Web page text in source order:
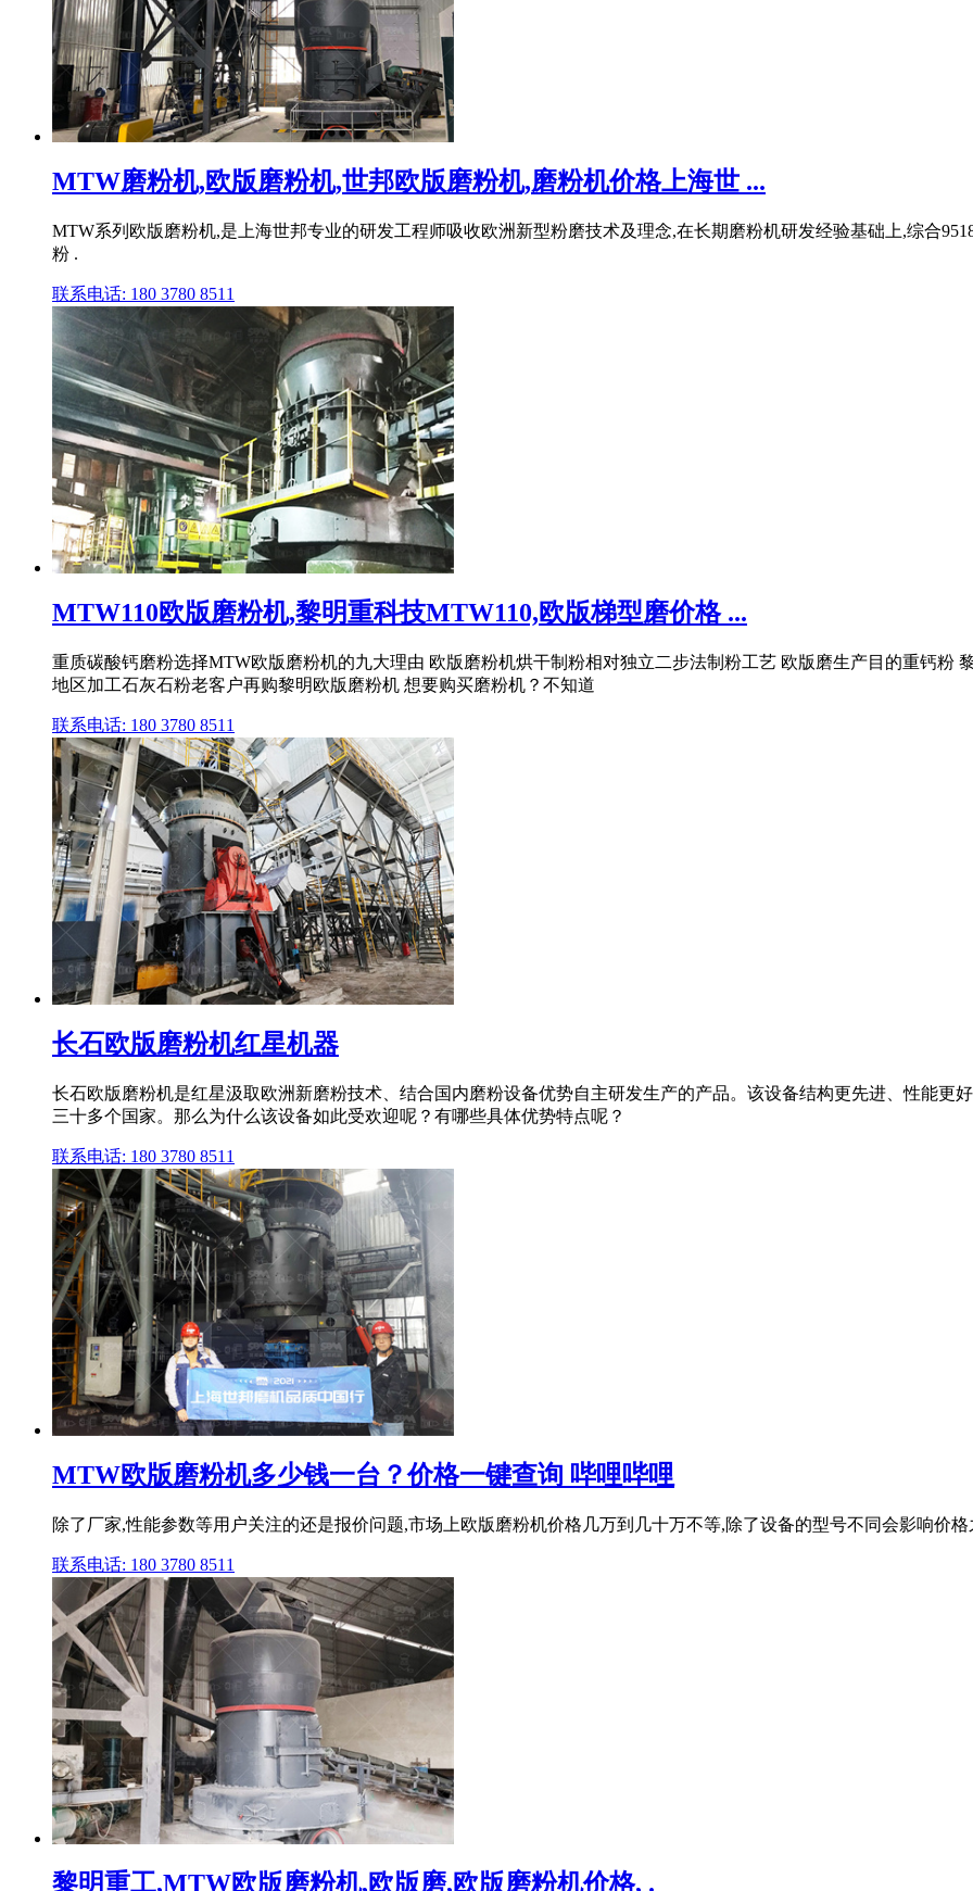
MTW磨粉机,欧版磨粉机,世邦欧版磨粉机,磨粉机价格上海世 ...
MTW系列欧版磨粉机,是上海世邦专业的研发工程师吸收欧洲新型粉磨技术及理念,在长期磨粉机研发经验基础上,综合
粉 .
联系电话: 180 3780 8511
MTW110欧版磨粉机,黎明重科技MTW110,欧版梯型磨价格 ...
重质碳酸钙磨粉选择MTW欧版磨粉机的九大理由 欧版磨粉机烘干制粉相对独立二步法制粉工艺 欧版磨生产目的重钙粉
地区加工石灰石粉老客户再购黎明欧版磨粉机 想要购买磨粉机？不知道
联系电话: 180 3780 8511
长石欧版磨粉机红星机器
长石欧版磨粉机是红星汲取欧洲新磨粉技术、结合国内磨粉设备优势自主研发生产的产品。该设备结构更先进、性能更
三十多个国家。那么为什么该设备如此受欢迎呢？有哪些具体优势特点呢？
联系电话: 180 3780 8511
MTW欧版磨粉机多少钱一台？价格一键查询 哔哩哔哩
除了厂家,性能参数等用户关注的还是报价问题,市场上欧版磨粉机价格几万到几十万不等,除了设备的型号不同会影响价
联系电话: 180 3780 8511
黎明重工,MTW欧版磨粉机,欧版磨,欧版磨粉机价格, .